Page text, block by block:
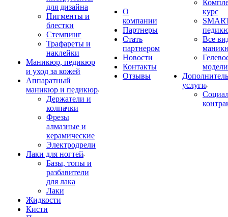
для дизайна
Пигменты и
блестки
Стемпинг
Трафареты и
наклейки
Маникюр, педикюр
и уход за кожей
Аппаратный
маникюр и педикюр
Держатели и
колпачки
Фрезы
алмазные и
керамические
Электродрели
Лаки для ногтей
Базы, топы и
разбавители
для лака
Лаки
Жидкости
Кисти
О
компании
Партнеры
Стать
партнером
Новости
Контакты
Отзывы
курс
Все
услуги